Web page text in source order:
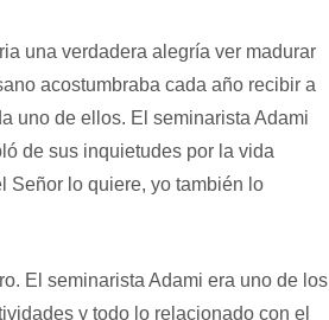
una verdadera alegría ver madurar
acostumbraba cada año recibir a
uno de ellos. El seminarista Adami
de sus inquietudes por la vida
Señor lo quiere, yo también lo
El seminarista Adami era uno de los
y todo lo relacionado con el